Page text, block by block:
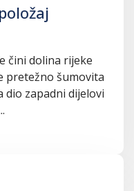
čini dolina rijeke
pretežno šumovita
dio zapadni dijelovi